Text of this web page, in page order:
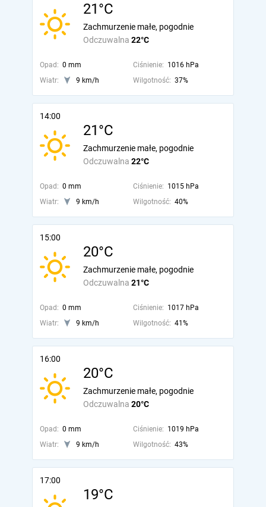
21°C
Odczuwalna 22°C
Zachmurzenie małe, pogodnie
Opad: 0 mm Ciśnienie: 1016 hPa
Wiatr:
9 km/h Wilgotność: 37%
14:00
21°C
Odczuwalna 22°C
Zachmurzenie małe, pogodnie
Opad: 0 mm Ciśnienie: 1015 hPa
Wiatr:
9 km/h Wilgotność: 40%
15:00
20°C
Odczuwalna 21°C
Zachmurzenie małe, pogodnie
Opad: 0 mm Ciśnienie: 1017 hPa
Wiatr:
9 km/h Wilgotność: 41%
16:00
20°C
Odczuwalna 20°C
Zachmurzenie małe, pogodnie
Opad: 0 mm Ciśnienie: 1019 hPa
Wiatr:
9 km/h Wilgotność: 43%
17:00
19°C